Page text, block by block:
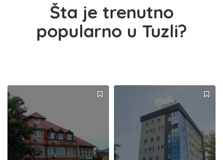
Šta je trenutno
popularno u Tuzli?